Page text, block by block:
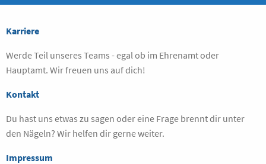
Karriere
Werde Teil unseres Teams - egal ob im Ehrenamt oder
Hauptamt. Wir freuen uns auf dich!
Kontakt
Du hast uns etwas zu sagen oder eine Frage brennt dir unter
den Nägeln? Wir helfen dir gerne weiter.
Impressum